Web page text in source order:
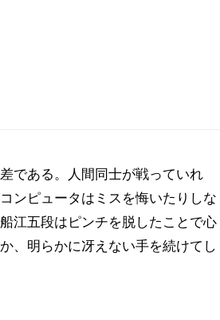
である。人間同士が戦っていれ
ンピュータはミスを悔いたりしな
江五段はピンチを脱したことで心
、明らかに冴えない手を続けてし